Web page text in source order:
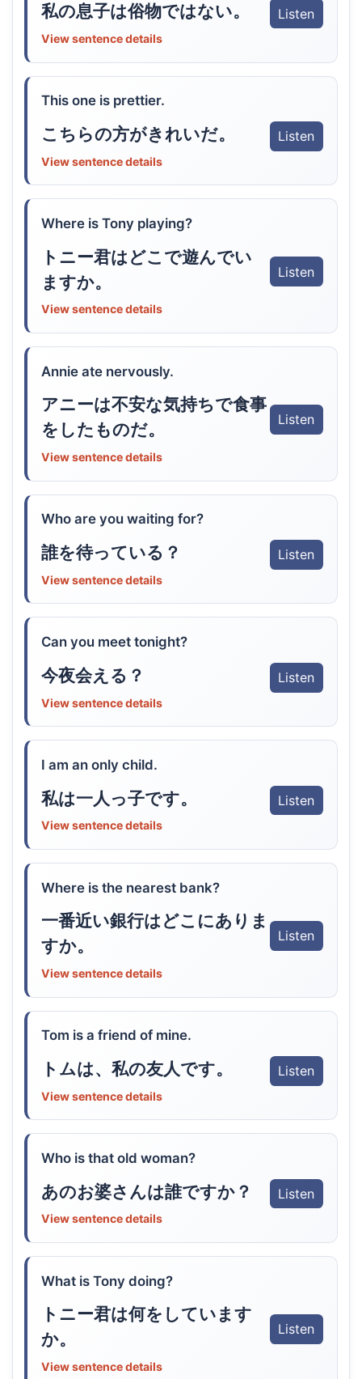
私の息子は俗物ではない。 Listen
View sentence details
This one is prettier.
こちらの方がきれいだ。 Listen
View sentence details
Where is Tony playing?
トニー君はどこで遊んでい
ますか。
Listen
View sentence details
Annie ate nervously.
アニーは不安な気持ちで食事
をしたものだ。
Listen
View sentence details
Who are you waiting for?
誰を待っている？ Listen
View sentence details
Can you meet tonight?
今夜会える？ Listen
View sentence details
I am an only child.
私は一人っ子です。 Listen
View sentence details
Where is the nearest bank?
一番近い銀行はどこにありま
すか。
Listen
View sentence details
Tom is a friend of mine.
トムは、私の友人です。 Listen
View sentence details
Who is that old woman?
あのお婆さんは誰ですか？ Listen
View sentence details
What is Tony doing?
トニー君は何をしています
か。
Listen
View sentence details